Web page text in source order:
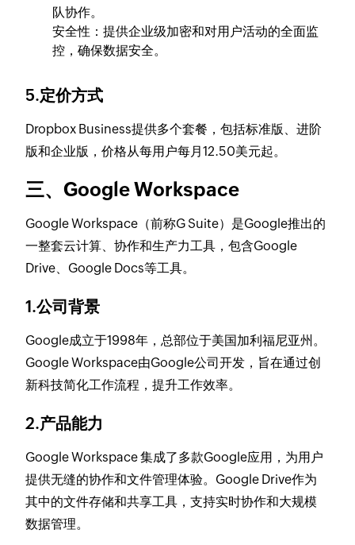
队协作。
安全性：提供企业级加密和对用户活动的全面监
控，确保数据安全。
5.定价方式
Dropbox Business提供多个套餐，包括标准版、进阶
版和企业版，价格从每用户每月12.50美元起。
三、Google Workspace
Google Workspace（前称G Suite）是Google推出的
一整套云计算、协作和生产力工具，包含Google
Drive、Google Docs等工具。
1.公司背景
Google成立于1998年，总部位于美国加利福尼亚州。
Google Workspace由Google公司开发，旨在通过创
新科技简化工作流程，提升工作效率。
2.产品能力
Google Workspace 集成了多款Google应用，为用户
提供无缝的协作和文件管理体验。Google Drive作为
其中的文件存储和共享工具，支持实时协作和大规模
数据管理。